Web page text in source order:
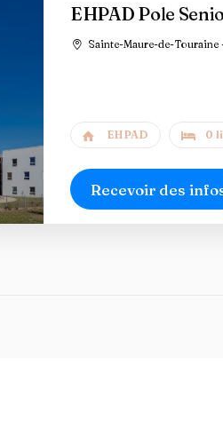
EHPAD Pole
Sainte-Maure-de-Touraine
EHPAD 0
Recevoir des